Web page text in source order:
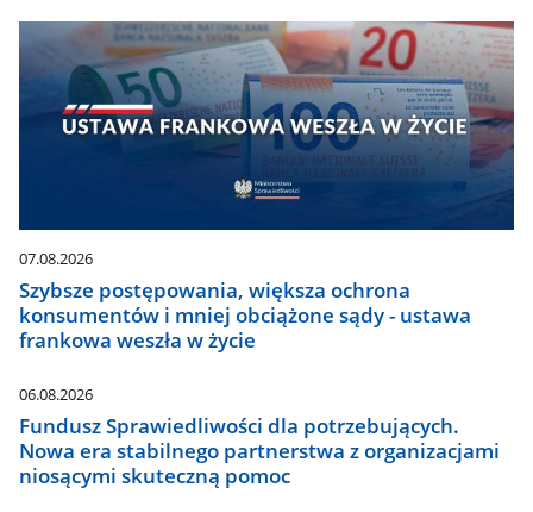
07.08.2026
Szybsze postępowania, większa ochrona
konsumentów i mniej obciążone sądy - ustawa
frankowa weszła w życie
06.08.2026
Fundusz Sprawiedliwości dla potrzebujących.
Nowa era stabilnego partnerstwa z organizacjami
niosącymi skuteczną pomoc